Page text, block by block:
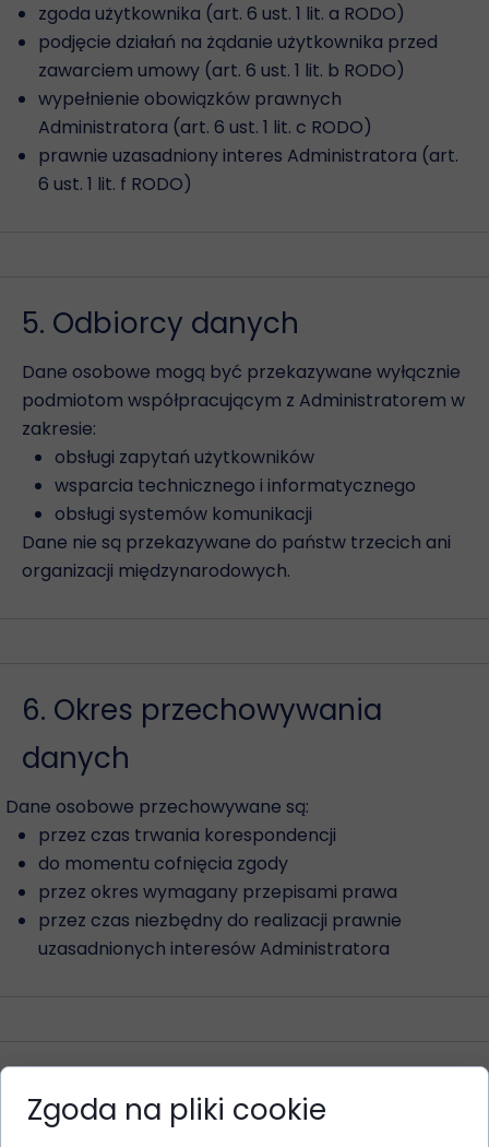
7. Prawa użytkownika
Dane osobowe przechowywane są:
przez czas trwania korespondencji
do momentu cofnięcia zgody
przez okres wymagany przepisami prawa
przez czas niezbędny do realizacji prawnie
uzasadnionych interesów Administratora
6. Okres przechowywania
danych
Dane osobowe mogą być przekazywane wyłącznie
podmiotom współpracującym z Administratorem w
zakresie:
obsługi zapytań użytkowników
wsparcia technicznego i informatycznego
obsługi systemów komunikacji
Dane nie są przekazywane do państw trzecich ani
organizacji międzynarodowych.
5. Odbiorcy danych
zgoda użytkownika (art. 6 ust. 1 lit. a RODO)
podjęcie działań na żądanie użytkownika przed
zawarciem umowy (art. 6 ust. 1 lit. b RODO)
wypełnienie obowiązków prawnych
Administratora (art. 6 ust. 1 lit. c RODO)
prawnie uzasadniony interes Administratora (art.
6 ust. 1 lit. f RODO)
Zgoda na pliki cookie